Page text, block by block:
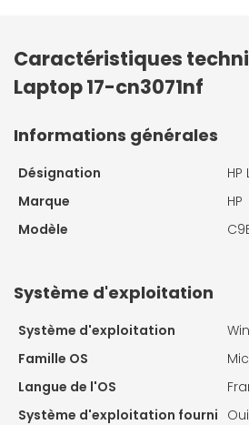
Caractéristiques
Laptop 17-cn3071nf
Informations générales
Désignation
Marque
HP
Modèle
Système d'exploitation
Système d'exploitation
Famille OS
Langue de l'OS
Système d'exploitation fourni Oui